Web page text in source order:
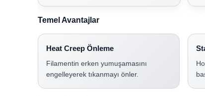
Temel Avantajlar
Heat Creep Önleme
Filamentin erken yumuşamasını
engelleyerek tıkanmayı önler.